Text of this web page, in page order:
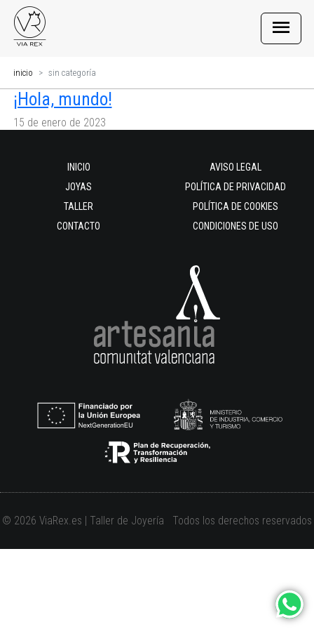
inicio sin categoría
¡Hola, mundo!
15 de enero de 2023
INICIO
JOYAS
TALLER
CONTACTO
AVISO LEGAL
POLÍTICA DE PRIVACIDAD
POLÍTICA DE COOKIES
CONDICIONES DE USO
© 2026 ViaRex.es | Taller de Joyería Todos los derechos reservados